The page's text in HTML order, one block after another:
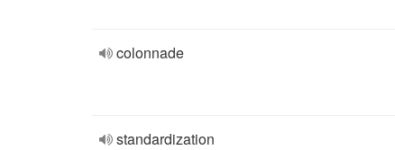
colonnade
standardization